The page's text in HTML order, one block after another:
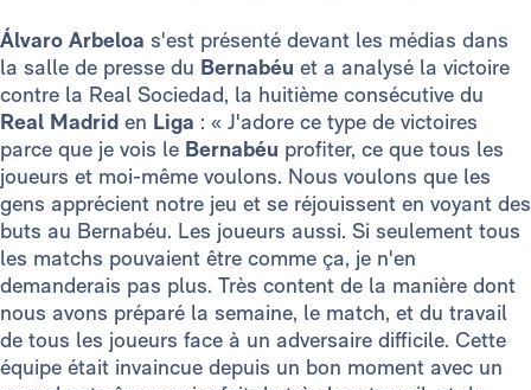
Álvaro Arbeloa s'est présenté devant les médias dans
la salle de presse du Bernabéu et a analysé la victoire
contre la Real Sociedad, la huitième consécutive du
Real Madrid en Liga : « J'adore ce type de victoires
parce que je vois le Bernabéu profiter, ce que tous les
joueurs et moi-même voulons. Nous voulons que les
gens apprécient notre jeu et se réjouissent en voyant des
buts au Bernabéu. Les joueurs aussi. Si seulement tous
les matchs pouvaient être comme ça, je n'en
demanderais pas plus. Très content de la manière dont
nous avons préparé la semaine, le match, et du travail
de tous les joueurs face à un adversaire difficile. Cette
équipe était invaincue depuis un bon moment avec un